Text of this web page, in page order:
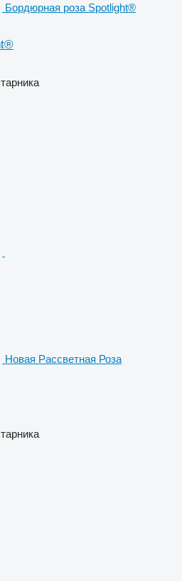
Бордюрная роза Spotlight®
Новая Рассветная Роза